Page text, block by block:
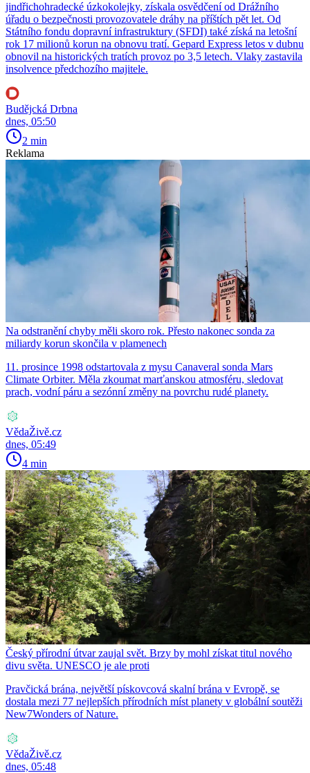
jindřichohradecké úzkokolejky, získala osvědčení od Drážního
úřadu o bezpečnosti provozovatele dráhy na příštích pět let. Od
Státního fondu dopravní infrastruktury (SFDI) také získá na letošní
rok 17 milionů korun na obnovu tratí. Gepard Express letos v dubnu
obnovil na historických tratích provoz po 3,5 letech. Vlaky zastavila
insolvence předchozího majitele.
Budějcká Drbna
dnes, 05:50
2 min
Reklama
Na odstranění chyby měli skoro rok. Přesto nakonec sonda za
miliardy korun skončila v plamenech
11. prosince 1998 odstartovala z mysu Canaveral sonda Mars
Climate Orbiter. Měla zkoumat marťanskou atmosféru, sledovat
prach, vodní páru a sezónní změny na povrchu rudé planety.
VědaŽivě.cz
dnes, 05:49
4 min
Český přírodní útvar zaujal svět. Brzy by mohl získat titul nového
divu světa. UNESCO je ale proti
Pravčická brána, největší pískovcová skalní brána v Evropě, se
dostala mezi 77 nejlepších přírodních míst planety v globální soutěži
New7Wonders of Nature.
VědaŽivě.cz
dnes, 05:48